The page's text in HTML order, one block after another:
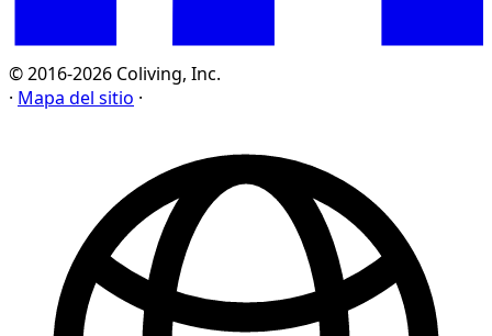
© 2016-2026 Coliving, Inc.
· Mapa del sitio ·